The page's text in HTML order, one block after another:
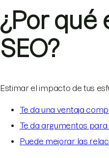
¿Por qué
SEO?
Estimar el impacto de tus
Te da una ventaja
Te da argumentos
Puede mejorar las